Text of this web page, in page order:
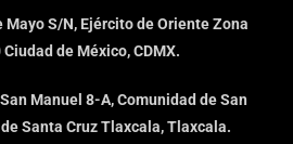
Mayo S/N, Ejército de Oriente Zona
de México, CDMX.
San Manuel 8-A, Comunidad de San
Santa Cruz Tlaxcala, Tlaxcala.